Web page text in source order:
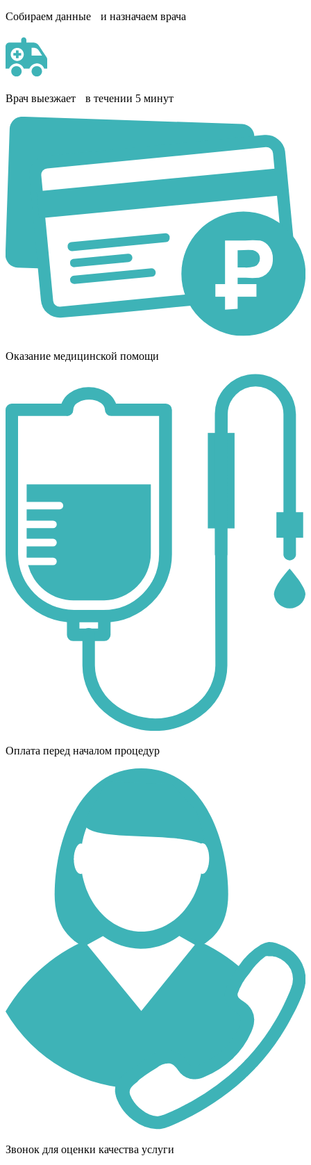
Собираем данные и назначаем врача
Врач выезжает в течении 5 минут
Оказание медицинской помощи
Оплата перед началом процедур
Звонок для оценки качества услуги